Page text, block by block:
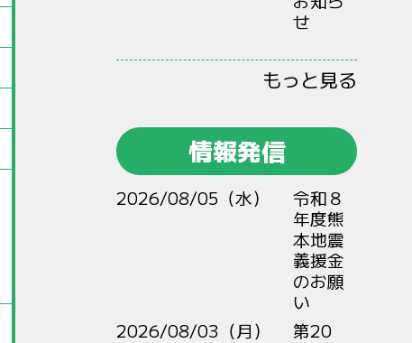
せ
もっと見る
情報発信
2026/08/05（水）
令和８
年度熊
本地震
義援金
のお願
い
2026/08/03（月）
第20